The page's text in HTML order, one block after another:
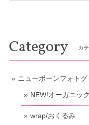
Category カ
ニューボーンフォト
NEW!オーガニッ
wrap/おくるみ